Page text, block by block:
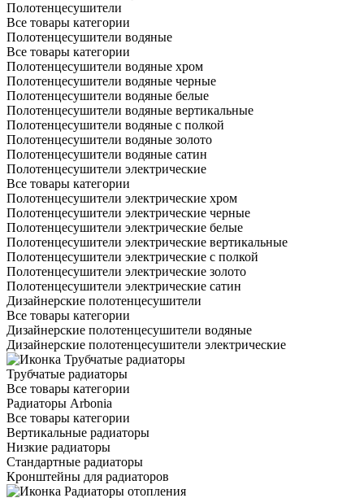
Полотенцесушители
Все товары категории
Полотенцесушители водяные
Все товары категории
Полотенцесушители водяные хром
Полотенцесушители водяные черные
Полотенцесушители водяные белые
Полотенцесушители водяные вертикальные
Полотенцесушители водяные с полкой
Полотенцесушители водяные золото
Полотенцесушители водяные сатин
Полотенцесушители электрические
Все товары категории
Полотенцесушители электрические хром
Полотенцесушители электрические черные
Полотенцесушители электрические белые
Полотенцесушители электрические вертикальные
Полотенцесушители электрические с полкой
Полотенцесушители электрические золото
Полотенцесушители электрические сатин
Дизайнерские полотенцесушители
Все товары категории
Дизайнерские полотенцесушители водяные
Дизайнерские полотенцесушители электрические
Трубчатые радиаторы
Все товары категории
Радиаторы Arbonia
Все товары категории
Вертикальные радиаторы
Низкие радиаторы
Стандартные радиаторы
Кронштейны для радиаторов